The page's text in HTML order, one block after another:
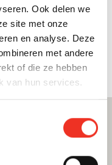
Ook delen we
site met onze
en analyse. Deze
met andere
of die ze hebben
van hun services.
Taxistandplaats
Universiteit
Ziekenhuis